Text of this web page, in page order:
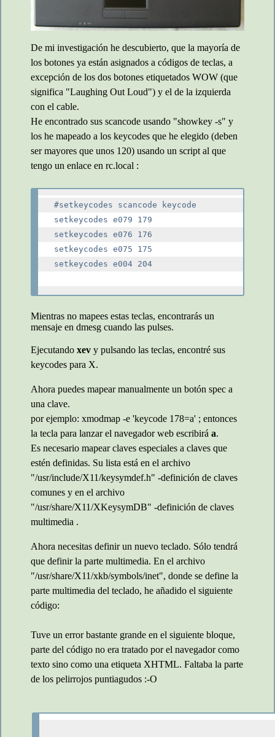
De mi investigación he descubierto, que la mayoría de
los botones ya están asignados a códigos de teclas, a
excepción de los dos botones etiquetados WOW (que
significa "Laughing Out Loud") y el de la izquierda
con el cable.
He encontrado sus scancode usando "showkey -s" y
los he mapeado a los keycodes que he elegido (deben
ser mayores que unos 120) usando un script al que
tengo un enlace en rc.local :
#setkeycodes scancode keycode
setkeycodes e079 179
setkeycodes e076 176
setkeycodes e075 175
setkeycodes e004 204
Mientras no mapees estas teclas, encontrarás un
mensaje en dmesg cuando las pulses.
Ejecutando xev y pulsando las teclas, encontré sus
keycodes para X.
Ahora puedes mapear manualmente un botón spec a
una clave.
por ejemplo: xmodmap -e 'keycode 178=a' ; entonces
la tecla para lanzar el navegador web escribirá a.
Es necesario mapear claves especiales a claves que
estén definidas. Su lista está en el archivo
"/usr/include/X11/keysymdef.h" -definición de claves
comunes y en el archivo
"/usr/share/X11/XKeysymDB" -definición de claves
multimedia .
Ahora necesitas definir un nuevo teclado. Sólo tendrá
que definir la parte multimedia. En el archivo
"/usr/share/X11/xkb/symbols/inet", donde se define la
parte multimedia del teclado, he añadido el siguiente
código:
Tuve un error bastante grande en el siguiente bloque,
parte del código no era tratado por el navegador como
texto sino como una etiqueta XHTML. Faltaba la parte
de los pelirrojos puntiagudos :-O